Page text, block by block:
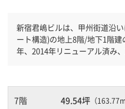
新宿君嶋ビルは、甲州街道沿
ート構造)の地上8階/地下1階建のオ
年、2014年リニューアル済み
7階 49.54坪 （